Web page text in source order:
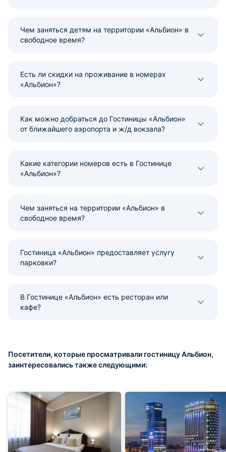
Чем заняться детям на территории «Альбион» в
свободное время?
Есть ли скидки на проживание в номерах
«Альбион»?
Как можно добраться до Гостиницы «Альбион»
от ближайшего аэропорта и ж/д вокзала?
Какие категории номеров есть в Гостинице
«Альбион»?
Чем заняться на территории «Альбион» в
свободное время?
Гостиница «Альбион» предоставляет услугу
парковки?
В Гостинице «Альбион» есть ресторан или
кафе?
Посетители, которые просматривали гостиницу Альбион,
заинтересовались также следующими: